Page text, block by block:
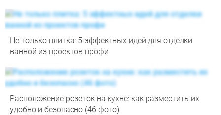
Не только плитка: 5 эффектных идей для отделки
ванной из проектов профи
Расположение розеток на кухне: как разместить их
удобно и безопасно (46 фото)